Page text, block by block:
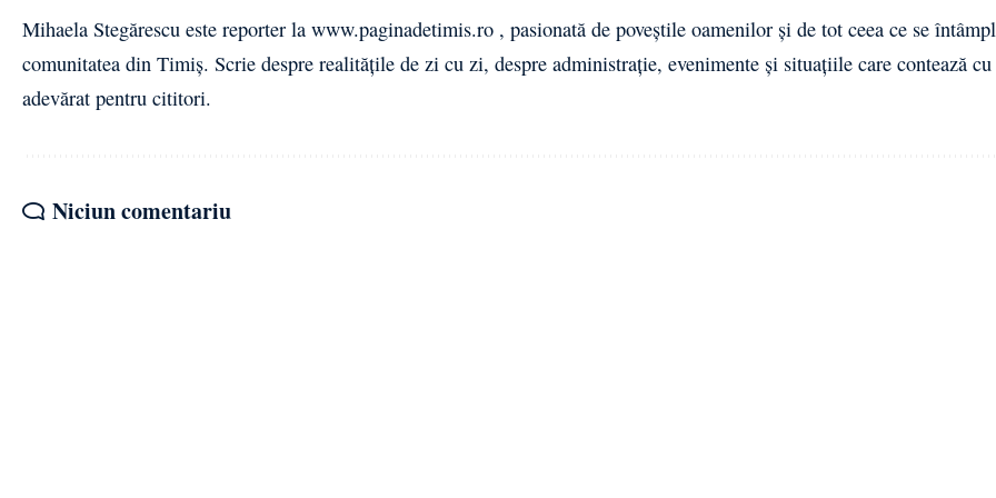
Mihaela Stegărescu este reporter la www.paginadetimis.ro , pasionată de poveștile oamenilor și de tot ceea ce se
comunitatea din Timiș. Scrie despre realitățile de zi cu zi, despre administrație, evenimente și situațiile care contează cu
adevărat pentru cititori.
Niciun comentariu